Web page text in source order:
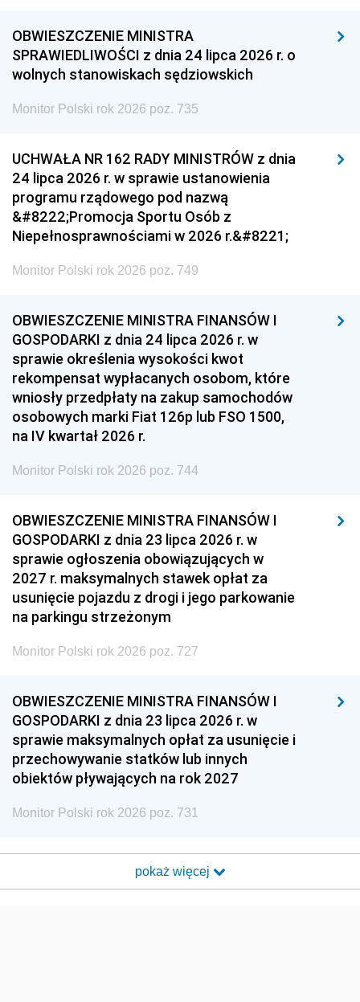
OBWIESZCZENIE MINISTRA
SPRAWIEDLIWOŚCI z dnia 24 lipca 2026 r. o
wolnych stanowiskach sędziowskich
Monitor Polski rok 2026 poz. 735
UCHWAŁA NR 162 RADY MINISTRÓW z dnia
24 lipca 2026 r. w sprawie ustanowienia
programu rządowego pod nazwą
&#8222;Promocja Sportu Osób z
Niepełnosprawnościami w 2026 r.&#8221;
Monitor Polski rok 2026 poz. 749
OBWIESZCZENIE MINISTRA FINANSÓW I
GOSPODARKI z dnia 24 lipca 2026 r. w
sprawie określenia wysokości kwot
rekompensat wypłacanych osobom, które
wniosły przedpłaty na zakup samochodów
osobowych marki Fiat 126p lub FSO 1500,
na IV kwartał 2026 r.
Monitor Polski rok 2026 poz. 744
OBWIESZCZENIE MINISTRA FINANSÓW I
GOSPODARKI z dnia 23 lipca 2026 r. w
sprawie ogłoszenia obowiązujących w
2027 r. maksymalnych stawek opłat za
usunięcie pojazdu z drogi i jego parkowanie
na parkingu strzeżonym
Monitor Polski rok 2026 poz. 727
OBWIESZCZENIE MINISTRA FINANSÓW I
GOSPODARKI z dnia 23 lipca 2026 r. w
sprawie maksymalnych opłat za usunięcie i
przechowywanie statków lub innych
obiektów pływających na rok 2027
Monitor Polski rok 2026 poz. 731
pokaż więcej